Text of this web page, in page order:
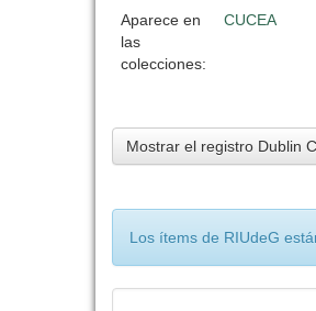
Aparece en
las
colecciones:
CUCEA
Mostrar el registro Dublin
Los ítems de RIUdeG